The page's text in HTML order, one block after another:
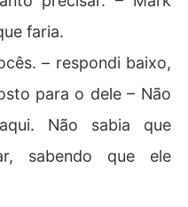
faria.
– respondi baixo,
para o dele – Não
Não sabia que
sabendo que ele